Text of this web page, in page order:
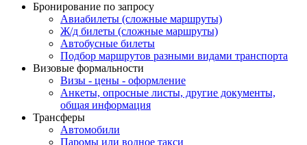
Бронирование по запросу
Авиабилеты (сложные маршруты)
Ж/д билеты (сложные маршруты)
Автобусные билеты
Подбор маршрутов разными видами транспорта
Визовые формальности
Визы - цены - оформление
Анкеты, опросные листы, другие документы,
общая информация
Трансферы
Автомобили
Паромы или водное такси